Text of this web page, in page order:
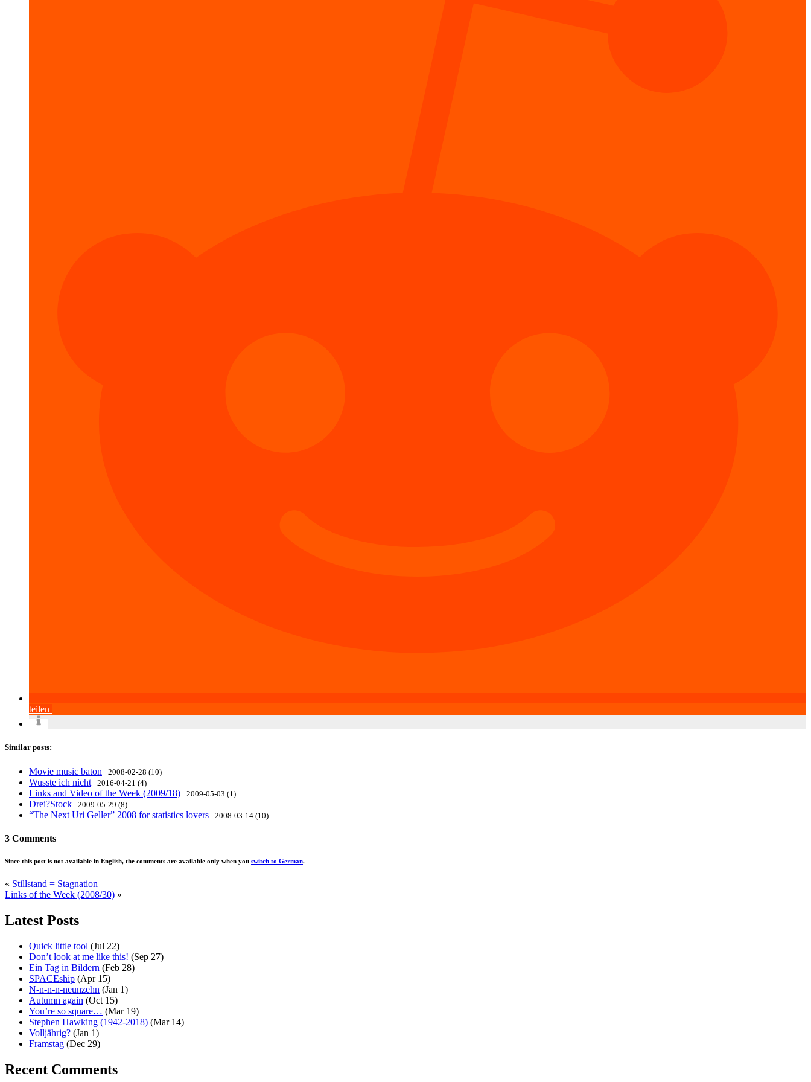
teilen
Similar posts:
Movie music baton 2008-02-28 (10)
Wusste ich nicht 2016-04-21 (4)
Links and Video of the Week (2009/18) 2009-05-03 (1)
Drei?Stock 2009-05-29 (8)
“The Next Uri Geller” 2008 for statistics lovers 2008-03-14 (10)
3 Comments
Since this post is not available in English, the comments are available only when you switch to German.
« Stillstand = Stagnation
Links of the Week (2008/30) »
Latest Posts
Quick little tool (Jul 22)
Don’t look at me like this! (Sep 27)
Ein Tag in Bildern (Feb 28)
SPACEship (Apr 15)
N-n-n-n-neunzehn (Jan 1)
Autumn again (Oct 15)
You’re so square… (Mar 19)
Stephen Hawking (1942-2018) (Mar 14)
Volljährig? (Jan 1)
Framstag (Dec 29)
Recent Comments